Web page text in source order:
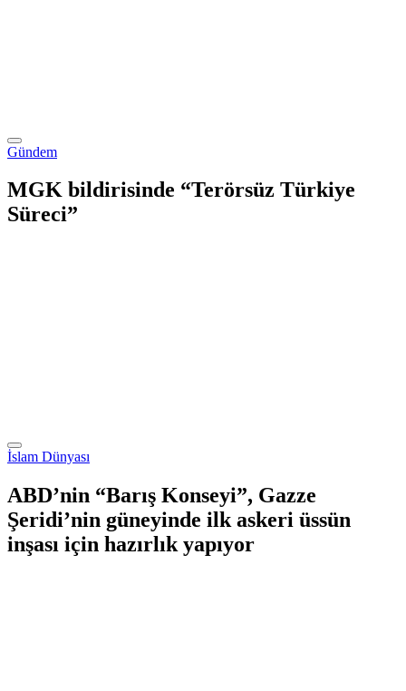
Gündem
MGK bildirisinde “Terörsüz Türkiye
Süreci”
İslam Dünyası
ABD’nin “Barış Konseyi”, Gazze
Şeridi’nin güneyinde ilk askeri üssün
inşası için hazırlık yapıyor